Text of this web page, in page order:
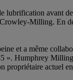
lubrification avant
Milling. En
et a même
». Humphrey
propriétaire actuel